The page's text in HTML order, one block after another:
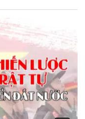
đức, luyện tài, lập
phục vụ". Cổng
trọng giới thiệu bài